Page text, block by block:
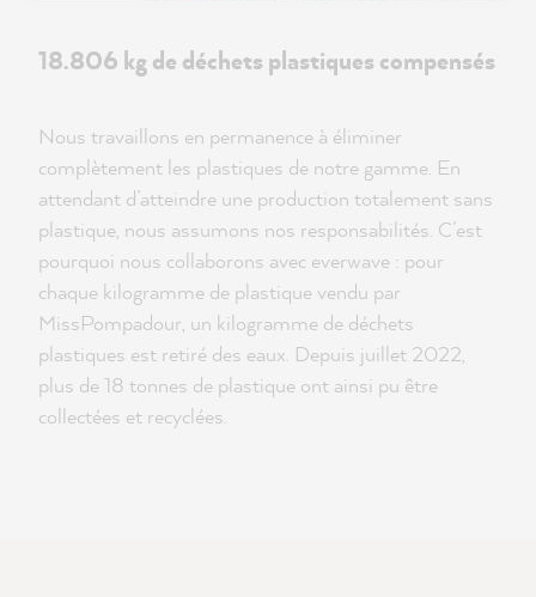
18.806 kg de déchets plastiques compensés
Nous travaillons en permanence à éliminer
complètement les plastiques de notre gamme. En
attendant d’atteindre une production totalement sans
plastique, nous assumons nos responsabilités. C’est
pourquoi nous collaborons avec everwave : pour
chaque kilogramme de plastique vendu par
MissPompadour, un kilogramme de déchets
plastiques est retiré des eaux. Depuis juillet 2022,
plus de 18 tonnes de plastique ont ainsi pu être
collectées et recyclées.